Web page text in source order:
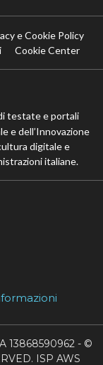
e Cookie Policy
Cookie Center
testate e portali
e dell’Innovazione
digitale e
italiane.
13868590962 - ©
ISP AWS